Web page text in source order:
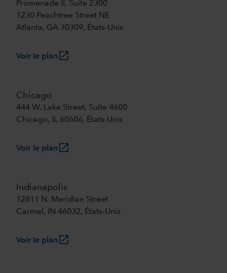
Promenade II, Suite 2300
1230 Peachtree Street NE
Atlanta, GA 30309, États-Unis
Voir le plan launch
Chicago
444 W. Lake Street, Suite 4600
Chicago, IL 60606, États-Unis
Voir le plan launch
Indianapolis
12811 N. Meridian Street
Carmel, IN 46032, États-Unis
Voir le plan launch